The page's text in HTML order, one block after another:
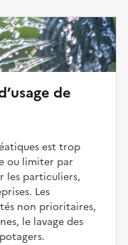
de
est trop
ou limiter par
les particuliers,
Les
non prioritaires,
le lavage des